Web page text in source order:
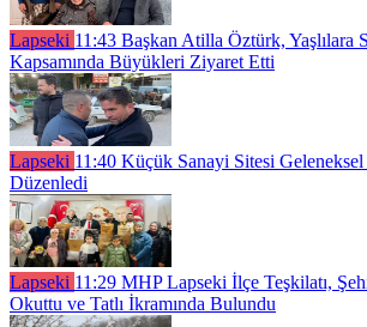
Lapseki 11:43 Başkan Atilla Öztürk, Yaşlılara
Kapsamında Büyükleri Ziyaret Etti
Lapseki 11:40 Küçük Sanayi Sitesi
Düzenledi
Lapseki 11:29 MHP Lapseki İlçe Teşkilatı,
Okuttu ve Tatlı İkramında Bulundu